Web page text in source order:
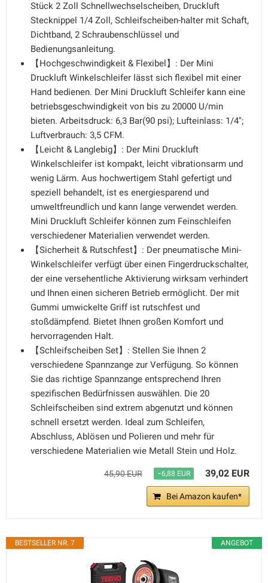
Stück 2 Zoll Schnellwechselscheiben, Druckluft
Stecknippel 1/4 Zoll, Schleifscheiben-halter mit Schaft,
Dichtband, 2 Schraubenschlüssel und
Bedienungsanleitung.
【Hochgeschwindigkeit & Flexibel】: Der Mini
Druckluft Winkelschleifer lässt sich flexibel mit einer
Hand bedienen. Der Mini Druckluft Schleifer kann eine
betriebsgeschwindigkeit von bis zu 20000 U/min
bieten. Arbeitsdruck: 6,3 Bar(90 psi); Lufteinlass: 1/4";
Luftverbrauch: 3,5 CFM.
【Leicht & Langlebig】: Der Mini Druckluft
Winkelschleifer ist kompakt, leicht vibrationsarm und
wenig Lärm. Aus hochwertigem Stahl gefertigt und
speziell behandelt, ist es energiesparend und
umweltfreundlich und kann lange verwendet werden.
Mini Druckluft Schleifer können zum Feinschleifen
verschiedener Materialien verwendet werden.
【Sicherheit & Rutschfest】: Der pneumatische Mini-
Winkelschleifer verfügt über einen Fingerdruckschalter,
der eine versehentliche Aktivierung wirksam verhindert
und Ihnen einen sicheren Betrieb ermöglicht. Der mit
Gummi umwickelte Griff ist rutschfest und
stoßdämpfend. Bietet Ihnen großen Komfort und
hervorragenden Halt.
【Schleifscheiben Set】: Stellen Sie Ihnen 2
verschiedene Spannzange zur Verfügung. So können
Sie das richtige Spannzange entsprechend Ihren
spezifischen Bedürfnissen auswählen. Die 20
Schleifscheiben sind extrem abgenutzt und können
schnell ersetzt werden. Ideal zum Schleifen,
Abschluss, Ablösen und Polieren und mehr für
verschiedene Materialien wie Metall Stein und Holz.
45,90 EUR −6,88 EUR 39,02 EUR
Bei Amazon kaufen*
ANGEBOT
BESTSELLER NR. 7